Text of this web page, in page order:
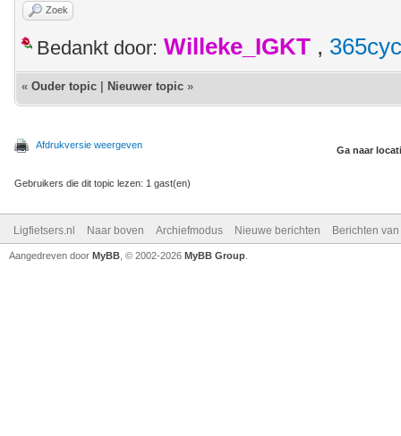
Zoek
Bedankt door: Willeke_IGKT ,
« Ouder topic Nieuwer topic »
Afdrukversie weergeven Ga naar
Gebruikers die dit topic lezen: 1 gast(en)
Ligfietsers.nl Naar boven Archiefmodus Nieuwe berichten Berichten
Aangedreven door MyBB , © 2002-2026 MyBB Group